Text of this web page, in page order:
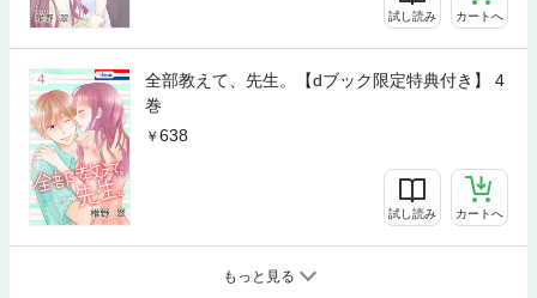
試し読み カートへ
全部教えて、先生。【dブック限定特典付き】 4
巻
638
試し読み カートへ
もっと見る